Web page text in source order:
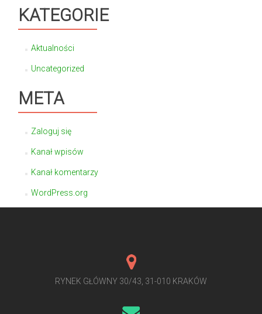
KATEGORIE
Aktualności
Uncategorized
META
Zaloguj się
Kanał wpisów
Kanał komentarzy
WordPress.org
RYNEK GŁÓWNY 30/43, 31-010 KRAKÓW